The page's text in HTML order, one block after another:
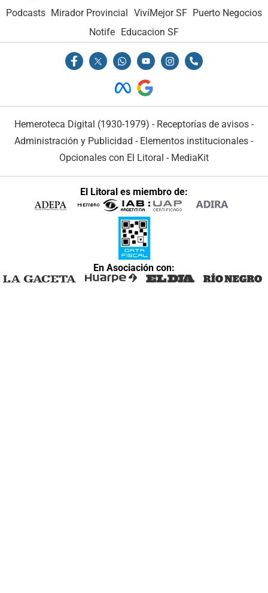
Podcasts Mirador Provincial VivíMejor SF Puerto Negocios
Notife Educacion SF
Hemeroteca Digital (1930-1979) - Receptorías de avisos -
Administración y Publicidad - Elementos institucionales -
Opcionales con El Litoral - MediaKit
El Litoral es miembro de:
En Asociación con: